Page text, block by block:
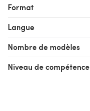
Format
Langue
Nombre de modèles
Niveau de compétence